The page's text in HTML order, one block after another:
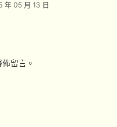
年 05 月 13 日
留言。